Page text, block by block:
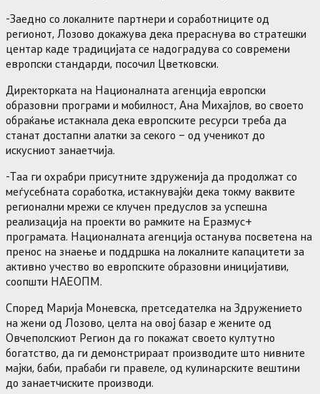
-Заедно со локалните партнери и соработниците од
регионот, Лозово докажува дека прераснува во стратешки
центар каде традицијата се надоградува со современи
европски стандарди, посочил Цветковски.
Директорката на Националната агенција европски
образовни програми и мобилност, Ана Михајлов, во своето
обраќање истакнала дека европските ресурси треба да
станат достапни алатки за секого – од ученикот до
искусниот занаетчија.
-Таа ги охрабри присутните здруженија да продолжат со
меѓусебната соработка, истакнувајќи дека токму ваквите
регионални мрежи се клучен предуслов за успешна
реализација на проекти во рамките на Еразмус+
програмата. Националната агенција останува посветена на
пренос на знаење и поддршка на локалните капацитети за
активно учество во европските образовни иницијативи,
соопшти НАЕОПМ.
Според Марија Моневска, претседателка на Здружението
на жени од Лозово, целта на овој базар е жените од
Овчеполскиот Регион да го покажат своето култутно
богатство, да ги демонстрираат производите што нивните
мајки, баби, прабаби ги правеле, од кулинарските вештини
до занаетчиските производи.